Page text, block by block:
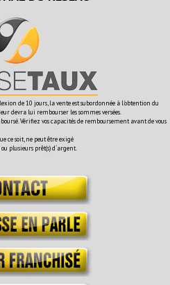
de 10 jours, la vente est subordonnée à l'obtention du
devra lui rembourser les sommes versées.
Vérifiez vos capacités de remboursement avant de vous
ce soit, ne peut être exigé
plusieurs prêt(s) d´argent.